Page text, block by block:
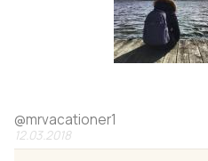
@mrvacationer1
12.03.2018